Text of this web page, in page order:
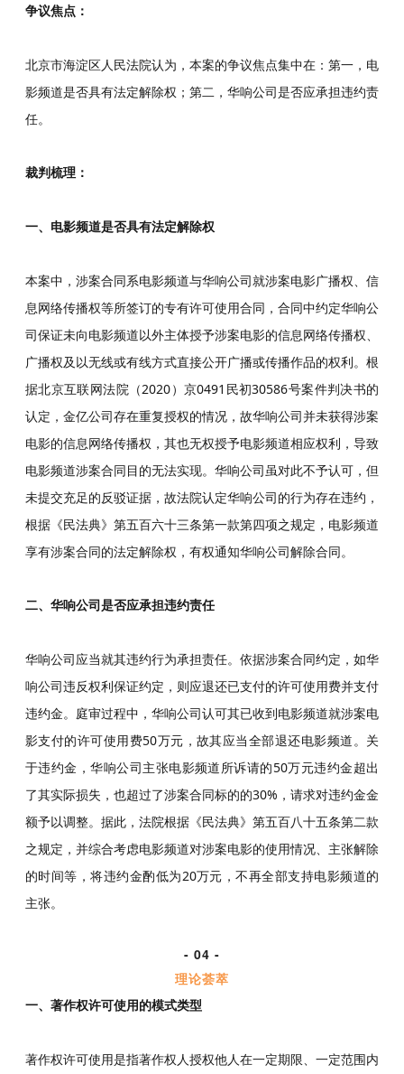
争议焦点：
北京市海淀区人民法院认为，本案的争议焦点集中在：第一，电
影频道是否具有法定解除权；第二，华响公司是否应承担违约责
任。
裁判梳理：
一、电影频道是否具有法定解除权
本案中，涉案合同系电影频道与华响公司就涉案电影广播权、信
息网络传播权等所签订的专有许可使用合同，合同中约定华响公
司保证未向电影频道以外主体授予涉案电影的信息网络传播权、
广播权及以无线或有线方式直接公开广播或传播作品的权利。根
据北京互联网法院（2020）京0491民初30586号案件判决书的
认定，金亿公司存在重复授权的情况，故华响公司并未获得涉案
电影的信息网络传播权，其也无权授予电影频道相应权利，导致
电影频道涉案合同目的无法实现。华响公司虽对此不予认可，但
未提交充足的反驳证据，故法院认定华响公司的行为存在违约，
根据《民法典》第五百六十三条第一款第四项之规定，电影频道
享有涉案合同的法定解除权，有权通知华响公司解除合同。
二、华响公司是否应承担违约责任
华响公司应当就其违约行为承担责任。依据涉案合同约定，如华
响公司违反权利保证约定，则应退还已支付的许可使用费并支付
违约金。庭审过程中，华响公司认可其已收到电影频道就涉案电
影支付的许可使用费50万元，故其应当全部退还电影频道。关
于违约金，华响公司主张电影频道所诉请的50万元违约金超出
了其实际损失，也超过了涉案合同标的的30%，请求对违约金金
额予以调整。据此，法院根据《民法典》第五百八十五条第二款
之规定，并综合考虑电影频道对涉案电影的使用情况、主张解除
的时间等，将违约金酌低为20万元，不再全部支持电影频道的
主张。
- 04 -
理论荟萃
一、著作权许可使用的模式类型
著作权许可使用是指著作权人授权他人在一定期限、一定范围内